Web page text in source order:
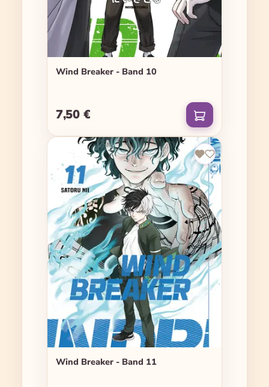
Wind Breaker - Band 10
Regulärer Preis:
7,50 €
Wind Breaker - Band 11